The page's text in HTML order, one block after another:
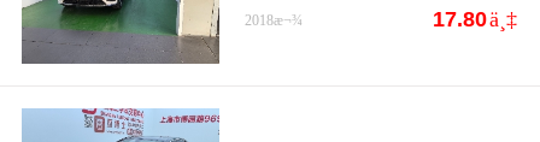
17.80ä¸‡
2018æ¬¾